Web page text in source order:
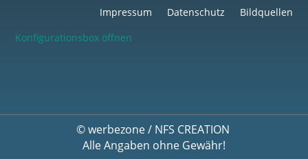
Impressum Datenschutz
Bildquellen
Konfigurationsbox öffnen
©werbezone/ NFS CREATION
Alle Angaben ohne Gewähr!